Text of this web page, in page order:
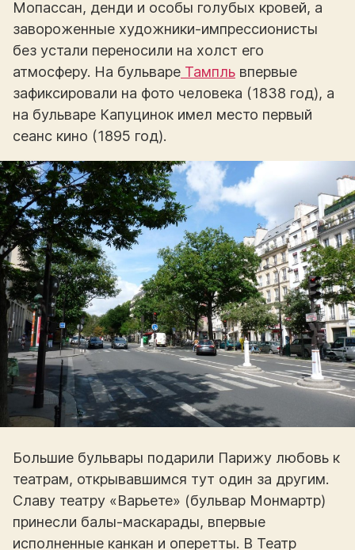
Мопассан, денди и особы голубых кровей, а
завороженные художники-импрессионисты
без устали переносили на холст его
атмосферу. На бульваре Тампль впервые
зафиксировали на фото человека (1838 год), а
на бульваре Капуцинок имел место первый
сеанс кино (1895 год).
Большие бульвары подарили Парижу любовь к
театрам, открывавшимся тут один за другим.
Славу театру «Варьете» (бульвар Монмартр)
принесли балы-маскарады, впервые
исполненные канкан и оперетты. В Театр